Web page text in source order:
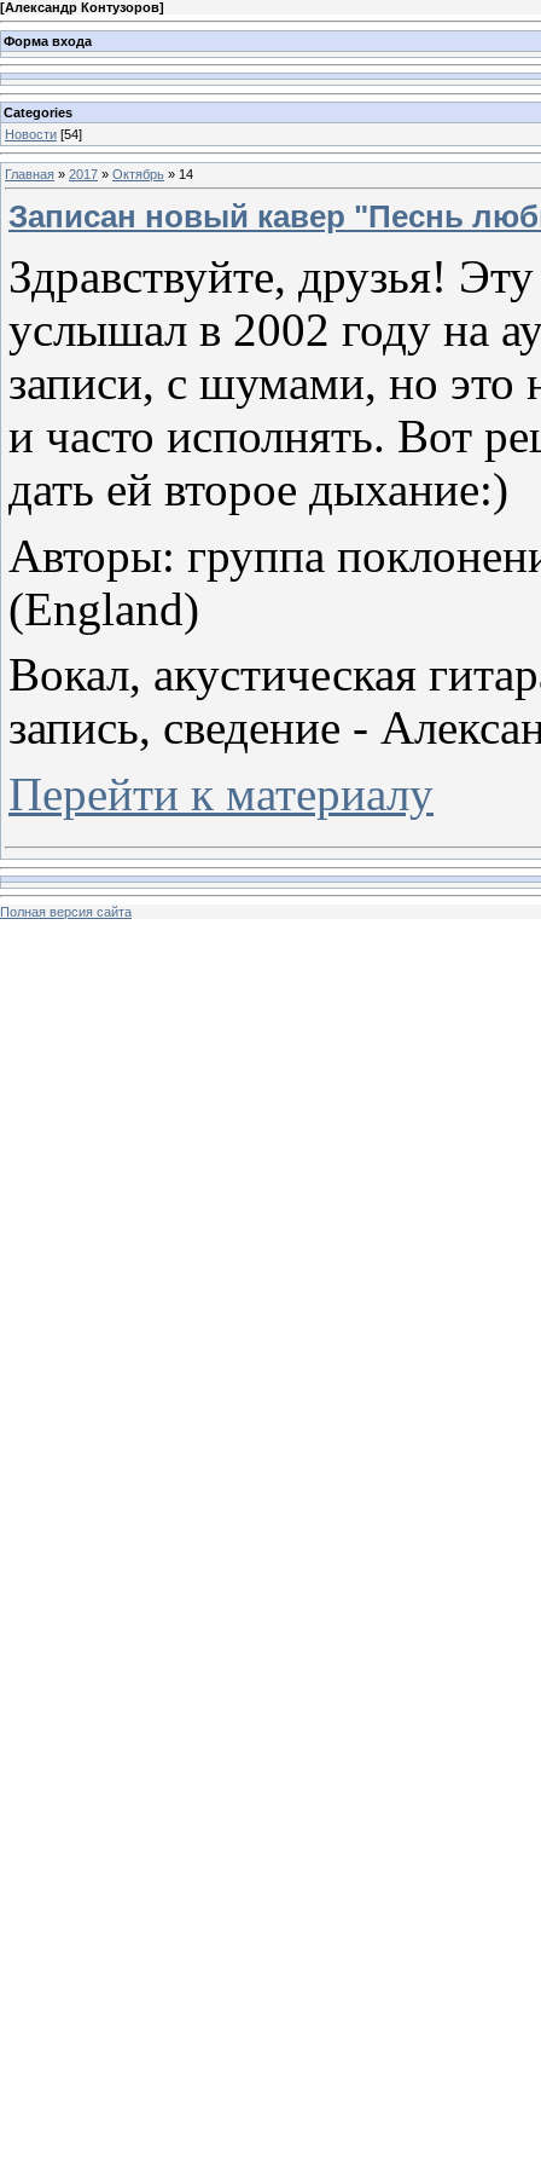
[Александр Контузоров]
Форма входа
Categories
Новости [54]
Главная » 2017 » Октябрь » 14
Записан новый кавер "Песнь
Здравствуйте, друзья!
услышал в 2002 году на
записи, с шумами, но
и часто исполнять. Вот
дать ей второе дыхание:)
Авторы: группа
(England)
Вокал, акустическая
запись, сведение -
Перейти к материалу
Полная версия сайта